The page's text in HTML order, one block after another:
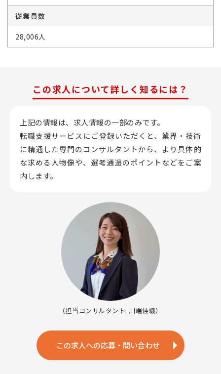
従業員数
28,006人
この求人について詳しく知るには？
上記の情報は、求人情報の一部のみです。
転職支援サービスにご登録いただくと、業界・技術
に精通した専門のコンサルタントから、 より具体的
な求める人物像や、選考通過のポイントなどをご案
内します。
（担当コンサルタント: 川端佳織）
この求人への応募・問い合わせ